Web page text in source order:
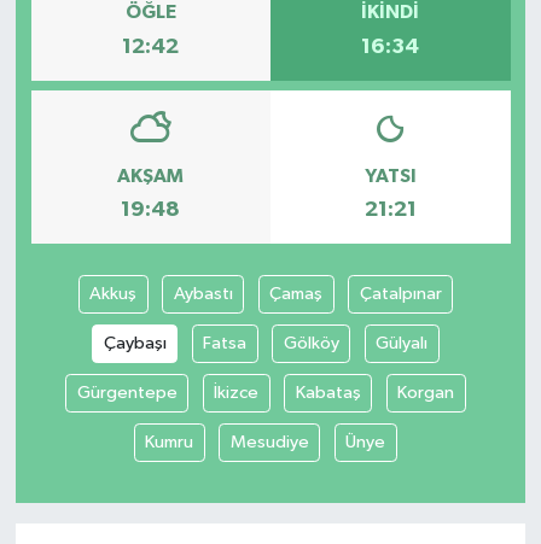
ÖĞLE
12:42
İKINDI
16:34
AKŞAM
19:48
YATSI
21:21
Akkuş Aybastı Çamaş Çatalpınar
Çaybaşı Fatsa Gölköy Gülyalı
Gürgentepe İkizce Kabataş Korgan
Kumru Mesudiye Ünye